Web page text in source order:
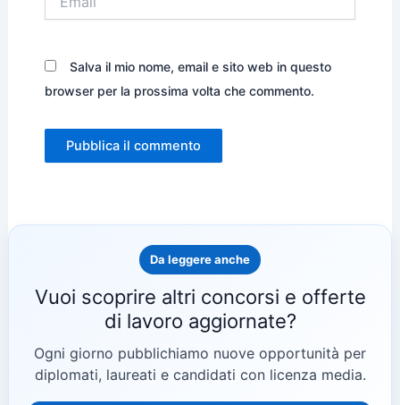
Salva il mio nome, email e sito web in questo
browser per la prossima volta che commento.
Da leggere anche
Vuoi scoprire altri concorsi e offerte
di lavoro aggiornate?
Ogni giorno pubblichiamo nuove opportunità per
diplomati, laureati e candidati con licenza media.